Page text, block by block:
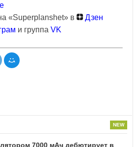
«Superplanshet» в
Дзен
и группа VK
7000 мАч дебютирует в